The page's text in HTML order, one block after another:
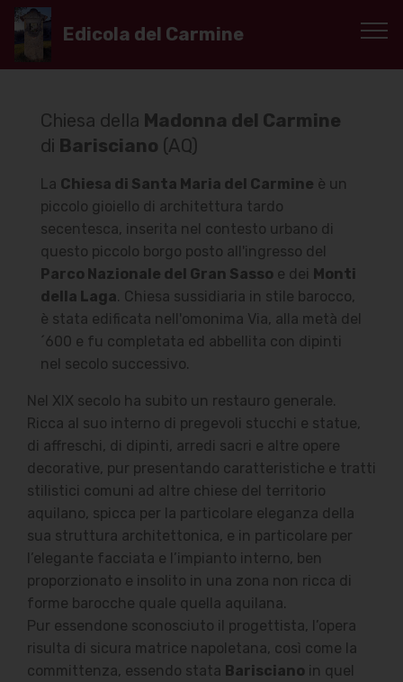
Chiesa della Madonna del Carmine
di Barisciano (AQ)
La Chiesa di Santa Maria del Carmine è un
piccolo gioiello di architettura tardo
secentesca, inserita nel contesto urbano di
questo piccolo borgo posto all'ingresso del
Parco Nazionale del Gran Sasso e dei Monti
della Laga. Chiesa sussidiaria in stile barocco,
è stata edificata nell'omonima Via, alla metà del
´600 e fu completata ed abbellita con dipinti
nel secolo successivo.
Nel XIX secolo ha subito un restauro generale.
Ricca al suo interno di pregevoli stucchi e statue,
di affreschi, di dipinti, arredi sacri e altre opere
decorative, pur presentando caratteristiche e tratti
stilistici comuni ad altre chiese del territorio
aquilano, spicca per la particolare eleganza della
sua struttura architettonica, e in particolare per
l’elegante facciata e l’impianto interno, ben
proporzionato e insolito in una zona non ricca di
forme barocche quale quella aquilana.
Pur essendone sconosciuto il progettista, l’opera
risulta di sicura matrice napoletana, così come la
committenza, essendo stata Barisciano in quel
Edicola del Carmine